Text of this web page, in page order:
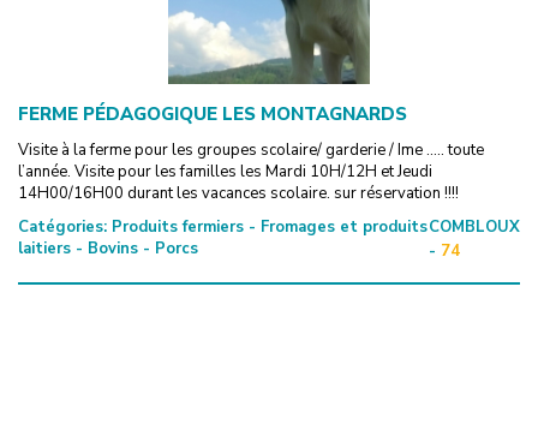
FERME PÉDAGOGIQUE LES MONTAGNARDS
Visite à la ferme pour les groupes scolaire/ garderie / Ime ..... toute
l’année. Visite pour les familles les Mardi 10H/12H et Jeudi
14H00/16H00 durant les vacances scolaire. sur réservation !!!!
Catégories: Produits fermiers - Fromages et produits
laitiers - Bovins - Porcs
COMBLOUX
- 74